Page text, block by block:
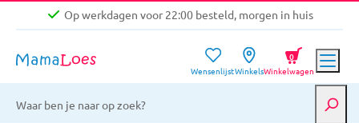
Op werkdagen voor 22:00 besteld, morgen in huis
Gratis verzending vanaf €39,-
Op werkdagen voor 22:00 besteld, morgen in huis
WensenlijstWinkelsWinkelwagen
0